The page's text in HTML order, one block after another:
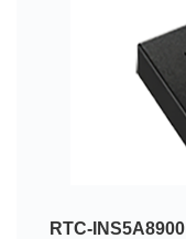
RTC-INS5A8900